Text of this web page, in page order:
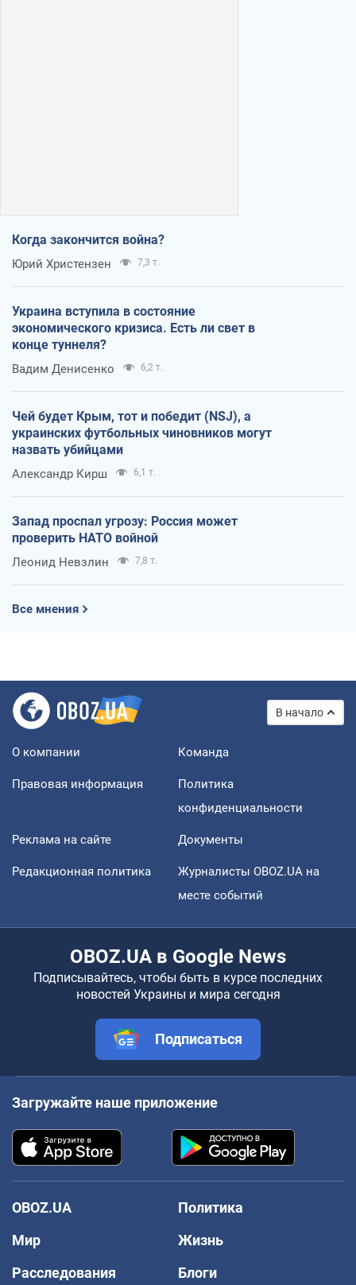
Когда закончится война?
Юрий Христензен 7,3 т.
Украина вступила в состояние
экономического кризиса. Есть ли свет в
конце туннеля?
Вадим Денисенко 6,2 т.
Чей будет Крым, тот и победит (NSJ), а
украинских футбольных чиновников могут
назвать убийцами
Александр Кирш 6,1 т.
Запад проспал угрозу: Россия может
проверить НАТО войной
Леонид Невзлин 7,8 т.
Все мнения
В начало
О компании Команда
Правовая информация
Политика
конфиденциальности
Реклама на сайте Документы
Редакционная политика
Журналисты OBOZ.UA на
месте событий
OBOZ.UA в Google News
Подписывайтесь, чтобы быть в курсе последних
новостей Украины и мира сегодня
Подписаться
Загружайте наше приложение
OBOZ.UA
Политика
Мир
Жизнь
Расследования
Блоги